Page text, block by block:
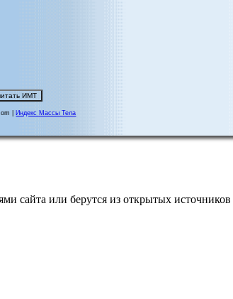
| Индекс Массы Тела
сайта или берутся из открытых